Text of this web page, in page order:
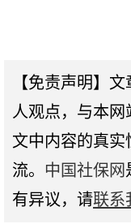
【免责声明】
人观点，与本
文中内容的真
流。 中国社保网
有异议，请联系